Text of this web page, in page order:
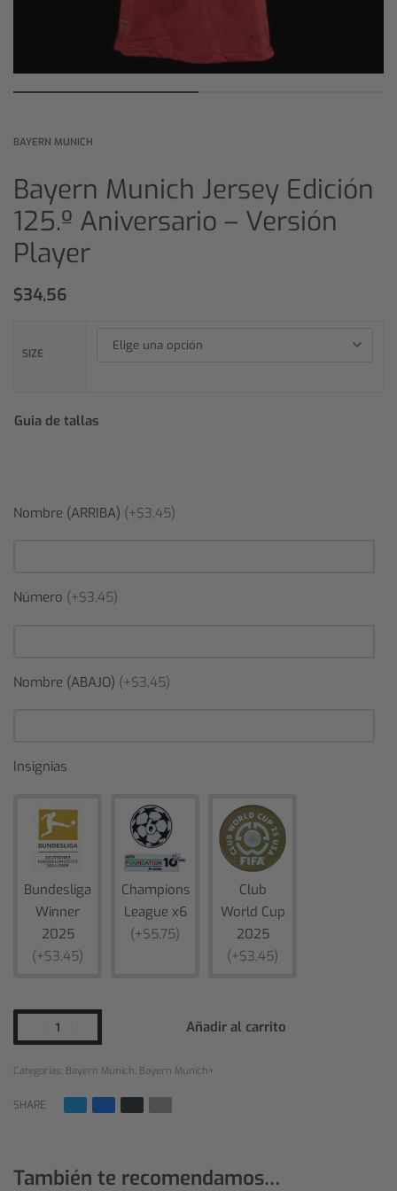
BAYERN MUNICH
Bayern Munich Jersey Edición
125.º Aniversario – Versión
Player
$34,56
SIZE
Guia de tallas
Nombre (ARRIBA) (+$3,45)
Número (+$3,45)
Nombre (ABAJO) (+$3,45)
Insignias
Bundesliga
Winner
2025
(+$3,45)
Champions
League x6
(+$5,75)
Club
World Cup
2025
(+$3,45)
Añadir al carrito
Categorías: Bayern Munich Bayern Munich+
SHARE
También te recomendamos…